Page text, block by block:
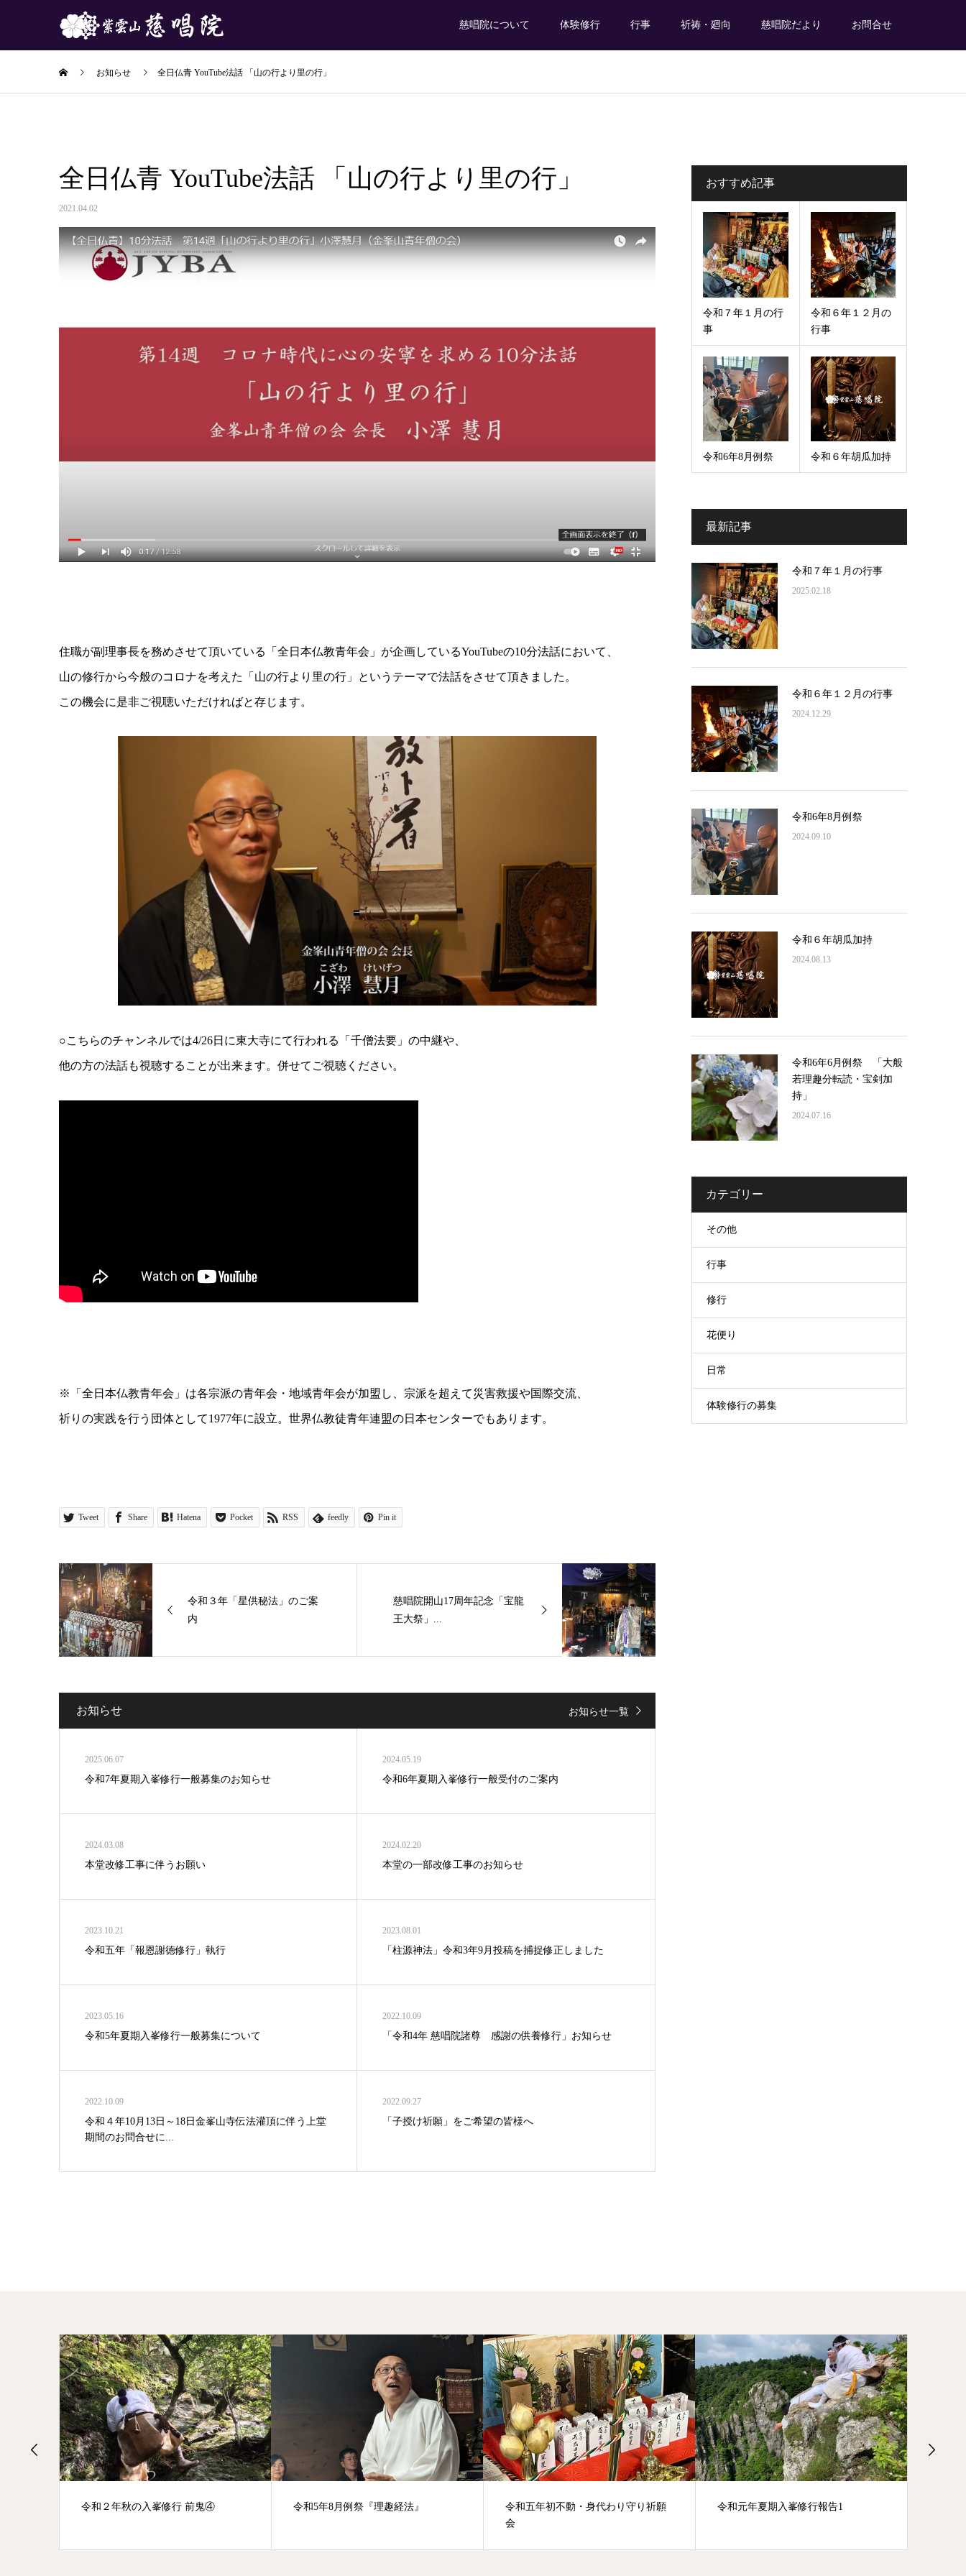
慈唱院について 体験修行 行事 祈祷・廻向 慈唱院だより お問合せ
お知らせ 全日仏青 YouTube法話 「山の行より里の行」
全日仏青 YouTube法話 「山の行より里の行」
2021.04.02
住職が副理事長を務めさせて頂いている「全日本仏教青年会」が企画しているYouTubeの10分法話において、
山の修行から今般のコロナを考えた「山の行より里の行」というテーマで法話をさせて頂きました。
この機会に是非ご視聴いただければと存じます。
○こちらのチャンネルでは4/26日に東大寺にて行われる「千僧法要」の中継や、
他の方の法話も視聴することが出来ます。併せてご視聴ください。
※「全日本仏教青年会」は各宗派の青年会・地域青年会が加盟し、宗派を超えて災害救援や国際交流、
祈りの実践を行う団体として1977年に設立。世界仏教徒青年連盟の日本センターでもあります。
Tweet Share Hatena Pocket RSS feedly Pin it
令和３年「星供秘法」のご案
内
慈唱院開山17周年記念「宝龍
王大祭」...
お知らせ お知らせ一覧
2025.06.07
令和7年夏期入峯修行一般募集のお知らせ
2024.05.19
令和6年夏期入峯修行一般受付のご案内
2024.03.08
本堂改修工事に伴うお願い
2024.02.20
本堂の一部改修工事のお知らせ
2023.10.21
令和五年「報恩謝徳修行」執行
2023.08.01
「柱源神法」令和3年9月投稿を捕捉修正しました
2023.05.16
令和5年夏期入峯修行一般募集について
2022.10.09
「令和4年 慈唱院諸尊 感謝の供養修行」お知らせ
2022.10.09
令和４年10月13日～18日金峯山寺伝法灌頂に伴う上堂
期間のお問合せに...
2022.09.27
「子授け祈願」をご希望の皆様へ
おすすめ記事
令和７年１月の行
事
令和６年１２月の
行事
令和6年8月例祭 令和６年胡瓜加持
最新記事
令和７年１月の行事
2025.02.18
令和６年１２月の行事
2024.12.29
令和6年8月例祭
2024.09.10
令和６年胡瓜加持
2024.08.13
令和6年6月例祭 「大般
若理趣分転読・宝剣加
持」
2024.07.16
カテゴリー
その他
行事
修行
花便り
日常
体験修行の募集
令和２年秋の入峯修行 前鬼④ 令和5年8月例祭『理趣経法』
令和五年初不動・身代わり守り祈願
会
令和元年夏期入峯修行報告1